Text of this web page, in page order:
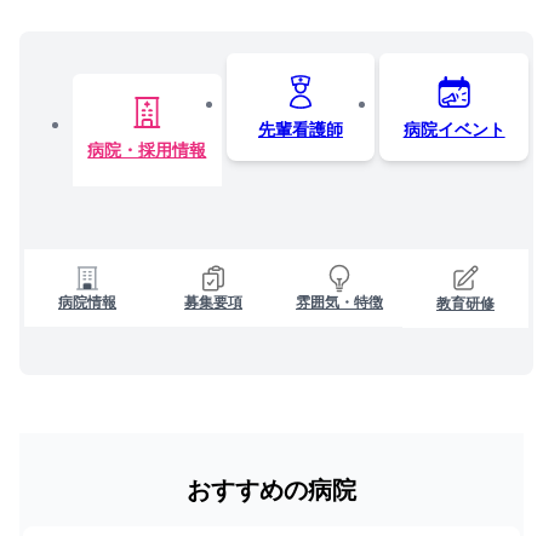
病院・採用情報
先輩看護師 病院イベント
病院情報 募集要項 雰囲気・特徴 教育研修
おすすめの病院